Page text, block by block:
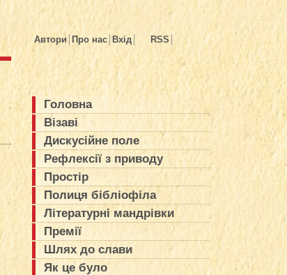
Автори Про нас Вхід RSS
Головна
Візаві
Дискусійне поле
Рефлексії з приводу
Простір
Полиця бібліофіла
Літературні мандрівки
Премії
Шлях до слави
Як це було